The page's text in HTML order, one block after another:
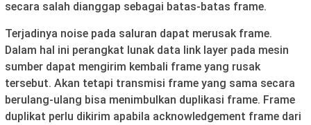
secara salah dianggap sebagai batas-batas frame.
Terjadinya noise pada saluran dapat merusak frame.
Dalam hal ini perangkat lunak data link layer pada mesin
sumber dapat mengirim kembali frame yang rusak
tersebut. Akan tetapi transmisi frame yang sama secara
berulang-ulang bisa menimbulkan duplikasi frame. Frame
duplikat perlu dikirim apabila acknowledgement frame dari